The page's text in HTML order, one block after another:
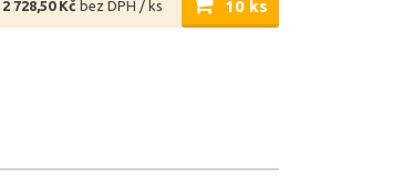
2 728,50 Kč bez DPH / ks 10 ks